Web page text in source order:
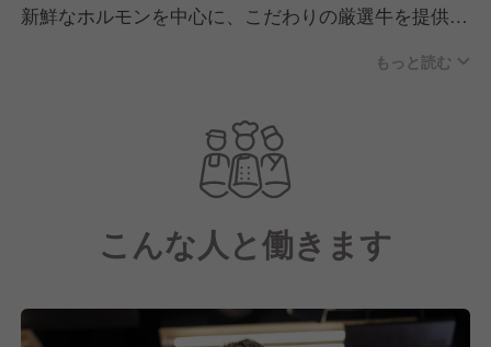
新鮮なホルモンを中心に、こだわりの厳選牛を提供。
「社会にもっと驚きを。もっと感動を。」という事業
ビジョンのもと、日々店舗を運営。
SDGsへの取り組みにも注力しており、スタッフ一丸
となって社会貢献を目指しています。
もっと読む
こんな人と働きます